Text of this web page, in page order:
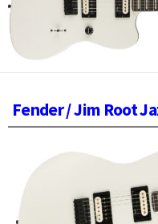
Fender / Jim Root